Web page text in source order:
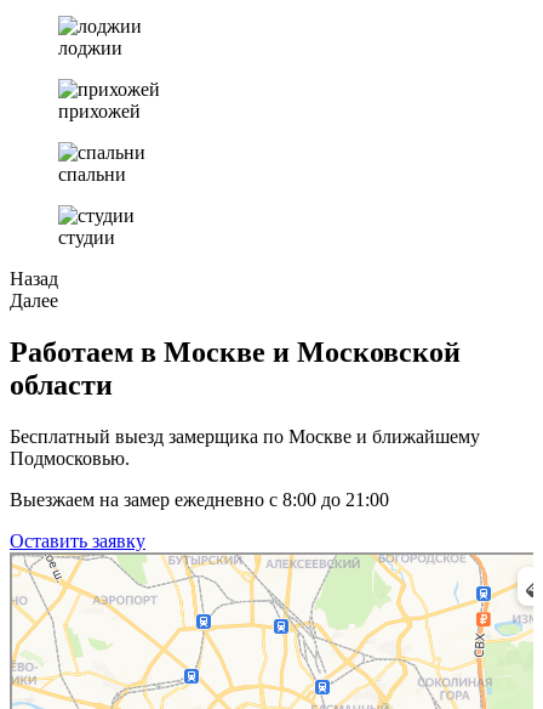
лоджии
прихожей
спальни
студии
Назад
Далее
Работаем в Москве и Московской
области
Бесплатный выезд замерщика по Москве и ближайшему
Подмосковью.
Выезжаем на замер ежедневно с 8:00 до 21:00
Оставить заявку
Москва
Яндекс.Карты — транспорт, навигация, поиск мест